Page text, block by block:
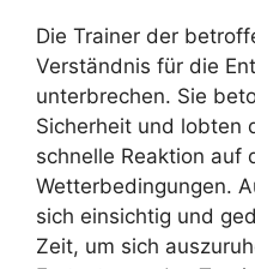
Die Trainer der
Verständnis für die
unterbrechen. Sie
Sicherheit und lobten
schnelle Reaktion auf
Wetterbedingungen.
sich einsichtig und
Zeit, um sich